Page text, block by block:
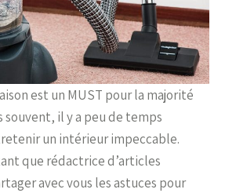
est un MUST pour la majorité
souvent, il y a peu de temps
un intérieur impeccable.
que rédactrice d’articles
avec vous les astuces pour